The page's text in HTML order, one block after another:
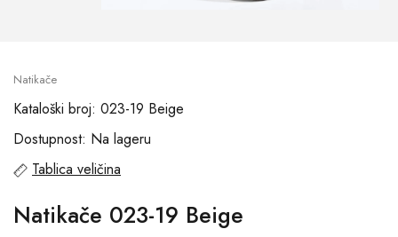
Natikače
Kataloški broj: 023-19 Beige
Dostupnost: Na lageru
Tablica veličina
Natikače 023-19 Beige